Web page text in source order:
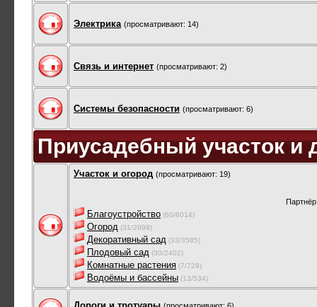
Электрика (просматривают: 14)
Связь и интернет (просматривают: 2)
Системы безопасности (просматривают: 6)
Приусадебный участок и
Участок и огород (просматривают: 19)
Благоустройство (60/6014)
Огород (31/2999)
Декоративный сад (33/3585)
Плодовый сад (30/2402)
Комнатные растения (7/729)
Водоёмы и бассейны (13/534)